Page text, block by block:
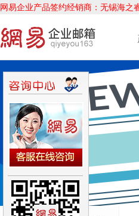
网易企业产品签约经销商：无锡海之